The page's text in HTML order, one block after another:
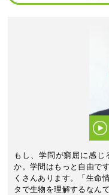
もし、学問が窮屈に感じ
か。学問はもっと自由で
くさんあります。「生命
タで生物を理解するなん